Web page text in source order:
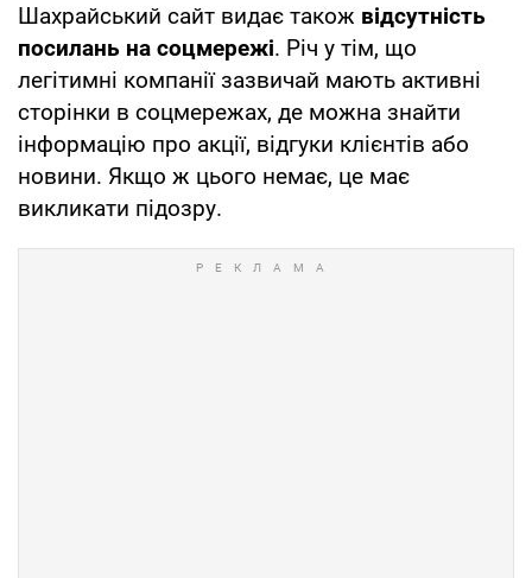
Шахрайський сайт видає також відсутність
посилань на соцмережі. Річ у тім, що
легітимні компанії зазвичай мають активні
сторінки в соцмережах, де можна знайти
інформацію про акції, відгуки клієнтів або
новини. Якщо ж цього немає, це має
викликати підозру.